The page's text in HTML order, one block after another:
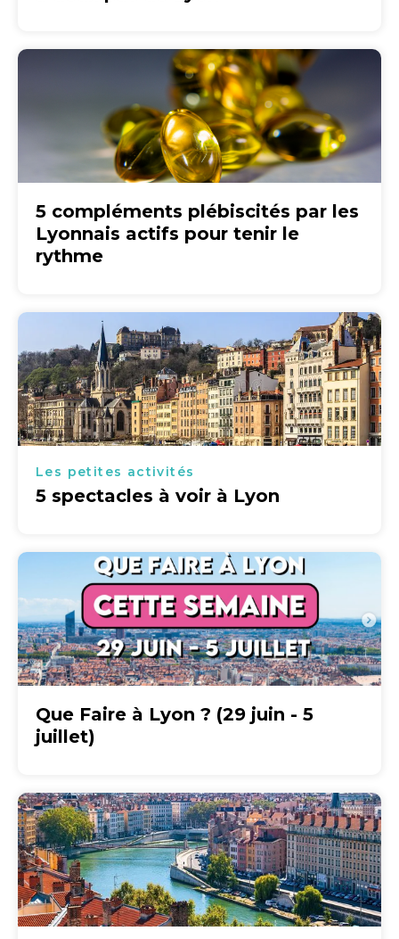
5 compléments plébiscités par les
Lyonnais actifs pour tenir le
rythme
Les petites activités
5 spectacles à voir à Lyon
Que Faire à Lyon ? (29 juin - 5
juillet)